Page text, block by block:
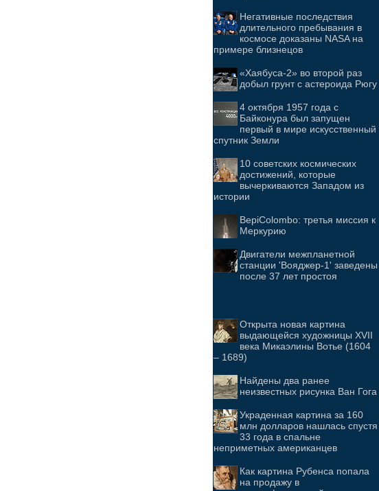
Негативные последствия
длительного пребывания в
космосе доказаны NASA на
примере близнецов
«Хаябуса-2» во второй раз
добыл грунт с астероида Рюгу
4 октября 1957 года с
Байконура был запущен
первый в мире искусственный
спутник Земли
10 советских космических
достижений, которые
вычеркиваются Западом из
истории
BepiColombo: третья миссия к
Меркурию
Двигатели межпланетной
станции 'Вояджер-1' заведены
после 37 лет простоя
Открыта новая картина
выдающейся художницы XVII
века Микаэлины Вотье (1604
– 1689)
Найдены два ранее
неизвестных рисунка Ван Гога
Украденная картина за 160
млн долларов нашлась спустя
33 года в спальне
неприметных американцев
Как картина Рубенса попала
на продажу в